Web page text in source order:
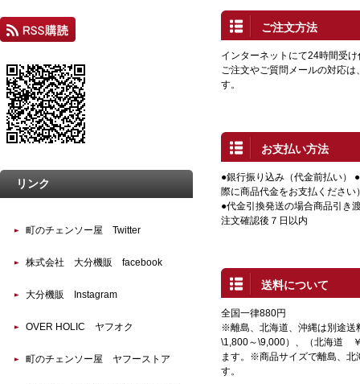
ご注文方法
インターネットにて24時間受
ご注文やご質問メールの対応
す。
お支払い方法
●銀行振り込み（代金前払い）
際に商品代金をお支払ください
●代金引換発送の場合商品引き
注文確認後７日以内
送料について
全国一律880円
※離島、北海道、沖縄は別途送
\1,800～\9,000）、（北海道
ます。※商品サイズで離島、北
す。
リンク
町のチェンソー屋 Twitter
株式会社 大分機販 facebook
大分機販 Instagram
OVER HOLIC ヤフオク
町のチェンソー屋 ヤフーストア